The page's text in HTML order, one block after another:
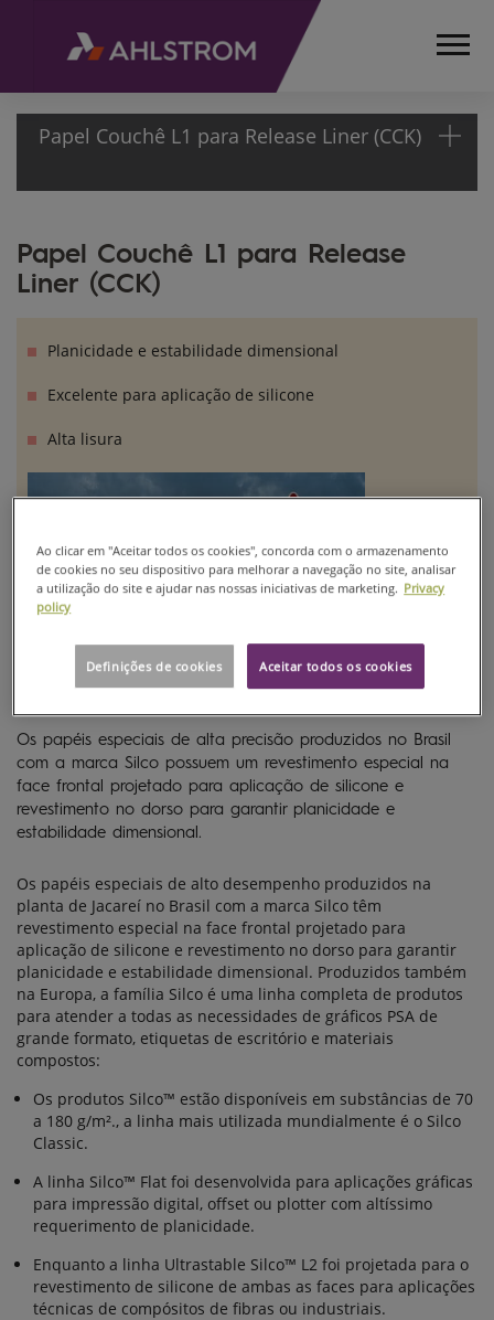
Papel Couchê L1 para Release Liner (CCK)
PRODUTOS
PAPÉIS
COUCHÊ
L1 PARA
LINER
Papel Couchê L1 para Release
Liner (CCK)
Planicidade e estabilidade dimensional
Excelente para aplicação de silicone
Alta lisura
Os papéis especiais de alta precisão produzidos no Brasil
com a marca Silco possuem um revestimento especial na
face frontal projetado para aplicação de silicone e
revestimento no dorso para garantir planicidade e
estabilidade dimensional.
Os papéis especiais de alto desempenho produzidos na
planta de Jacareí no Brasil com a marca Silco têm
revestimento especial na face frontal projetado para
aplicação de silicone e revestimento no dorso para garantir
planicidade e estabilidade dimensional. Produzidos também
na Europa, a família Silco é uma linha completa de produtos
para atender a todas as necessidades de gráficos PSA de
grande formato, etiquetas de escritório e materiais
compostos:
Os produtos Silco™ estão disponíveis em substâncias de 70
a 180 g/m²., a linha mais utilizada mundialmente é o Silco
Classic.
A linha Silco™ Flat foi desenvolvida para aplicações gráficas
para impressão digital, offset ou plotter com altíssimo
requerimento de planicidade.
Enquanto a linha Ultrastable Silco™ L2 foi projetada para o
revestimento de silicone de ambas as faces para aplicações
técnicas de compósitos de fibras ou industriais.
Ao clicar em "Aceitar todos os cookies", concorda com o armazenamento
de cookies no seu dispositivo para melhorar a navegação no site, analisar
a utilização do site e ajudar nas nossas iniciativas de marketing. Privacy
policy
Aceitar todos os cookies
Definições de cookies